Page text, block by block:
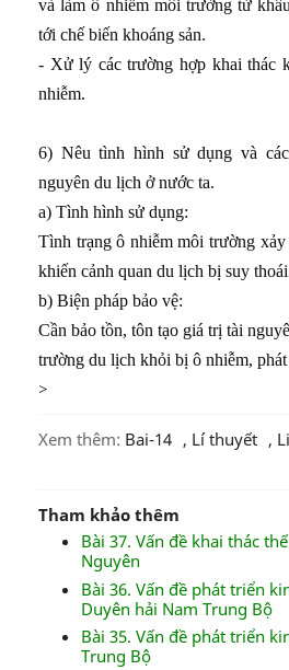
và làm ô nhiễm môi trường từ
tới chế biến khoáng sản.
- Xử lý các trường hợp khai thác
nhiễm.
6) Nêu tình hình sử dụng và
nguyên du lịch ở nước ta.
a) Tình hình sử dụng:
Tình trạng ô nhiễm môi trường
khiến cảnh quan du lịch bị suy
b) Biện pháp bảo vệ:
Cần bảo tồn, tôn tạo giá trị tài
trường du lịch khỏi bị ô nhiễm,
>
Xem thêm: Bai-14 , Lí thuyết ,
Tham khảo thêm
Bài 37. Vấn đề khai thác
Nguyên
Bài 36. Vấn đề phát triển
Duyên hải Nam Trung Bộ
Bài 35. Vấn đề phát triển
Trung Bộ